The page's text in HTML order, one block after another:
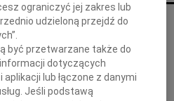
Wczoraj pożegnaliśmy
ograniczyć jej zakres lub
udzieloną przejdź do
być przetwarzane także do
dotyczących
lub łączone z danymi
Jeśli podstawą